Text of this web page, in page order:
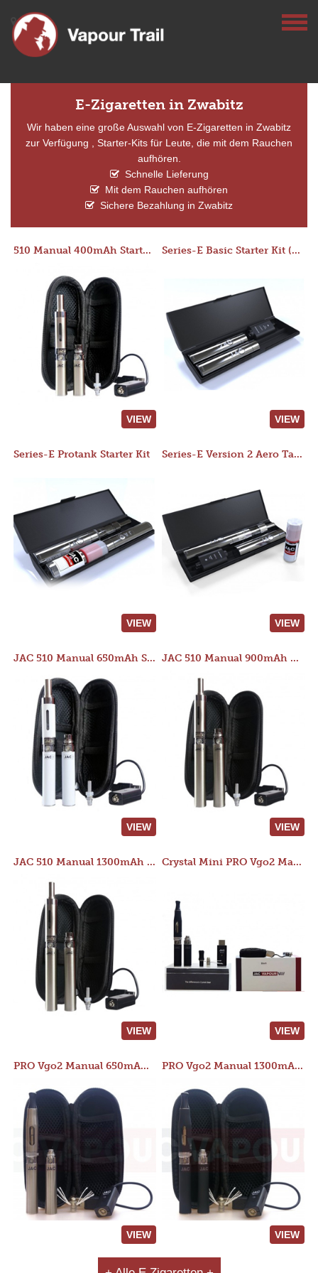
E-Zigaretten in Zwabitz
Wir haben eine große Auswahl von E-Zigaretten in Zwabitz
zur Verfügung , Starter-Kits für Leute, die mit dem Rauchen
aufhören.
Schnelle Lieferung
Mit dem Rauchen aufhören
Sichere Bezahlung in Zwabitz
510 Manual 400mAh Starter Kit
VIEW
Series-E Basic Starter Kit (No Tank)
VIEW
Series-E Protank Starter Kit
VIEW
Series-E Version 2 Aero Tank Starter Kit
VIEW
JAC 510 Manual 650mAh Starter Kit
VIEW
JAC 510 Manual 900mAh Starter Kit
VIEW
JAC 510 Manual 1300mAh Starter Kit
VIEW
Crystal Mini PRO Vgo2 Manual 400mAh Kit
VIEW
PRO Vgo2 Manual 650mAh Kit
VIEW
PRO Vgo2 Manual 1300mAh Kit
VIEW